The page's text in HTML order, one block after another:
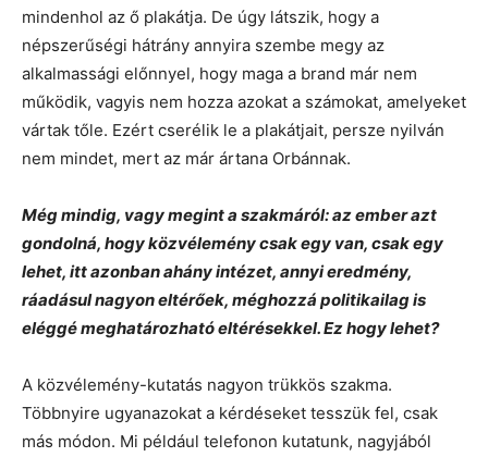
mindenhol az ő plakátja. De úgy látszik, hogy a
népszerűségi hátrány annyira szembe megy az
alkalmassági előnnyel, hogy maga a brand már nem
működik, vagyis nem hozza azokat a számokat, amelyeket
vártak tőle. Ezért cserélik le a plakátjait, persze nyilván
nem mindet, mert az már ártana Orbánnak.
Még mindig, vagy megint a szakmáról: az ember azt
gondolná, hogy közvélemény csak egy van, csak egy
lehet, itt azonban ahány intézet, annyi eredmény,
ráadásul nagyon eltérőek, méghozzá politikailag is
eléggé meghatározható eltérésekkel. Ez hogy lehet?
A közvélemény-kutatás nagyon trükkös szakma.
Többnyire ugyanazokat a kérdéseket tesszük fel, csak
más módon. Mi például telefonon kutatunk, nagyjából